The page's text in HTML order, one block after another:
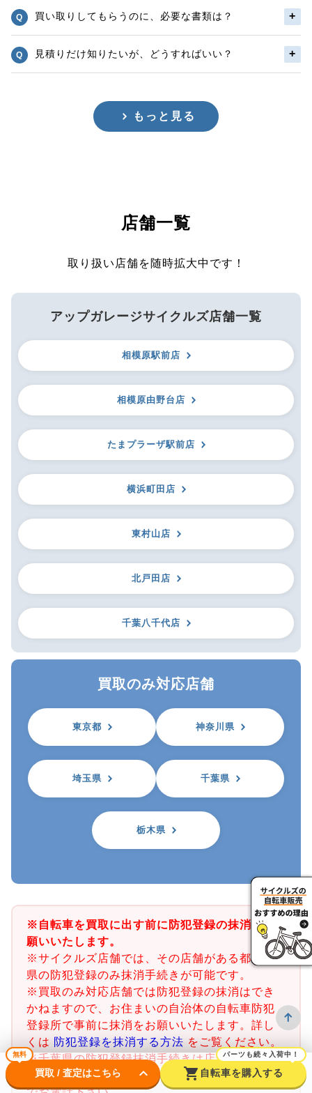
買い取りしてもらうのに、必要な書類は？
見積りだけ知りたいが、どうすればいい？
もっと見る
店舗一覧
取り扱い店舗を随時拡大中です！
アップガレージサイクルズ店舗一覧
相模原駅前店
相模原由野台店
たまプラーザ駅前店
横浜町田店
東村山店
北戸田店
千葉八千代店
買取のみ対応店舗
東京都 神奈川県
埼玉県 千葉県
栃木県
※自転車を買取に出す前に防犯登録の抹消をお
願いいたします。
※サイクルズ店舗では、その店舗がある都道府
県の防犯登録のみ抹消手続きが可能です。
※買取のみ対応店舗では防犯登録の抹消はでき
かねますので、お住まいの自治体の自転車防犯
登録所で事前に抹消をお願いいたします。詳し
くは 防犯登録を抹消する方法 をご覧ください。
※千葉県の防犯登録抹消手続きは店舗で行うこ
とができません。千葉県内の警察署又は交番ま
無料
買取 / 査定はこちら keyboard_arrow_down shopping_cart
パーツも続々入荷中！
自転車を購入する